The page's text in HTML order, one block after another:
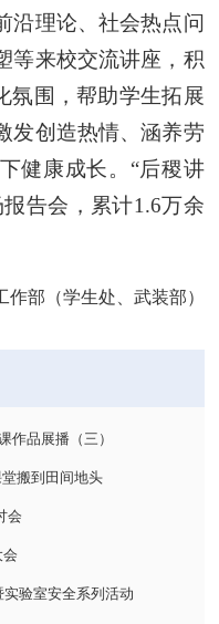
沿理论、社会热点问
等来校交流讲座，积
氛围，帮助学生拓展
发创造热情、涵养劳
健康成长。“后稷讲
告会，累计1.6万余
作部（学生处、武装部）
作品展播（三）
搬到田间地头
会
验室安全系列活动